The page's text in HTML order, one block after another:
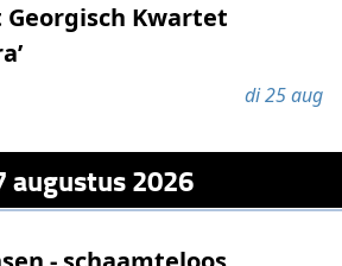
Georgisch Kwartet
di 25 aug
augustus 2026